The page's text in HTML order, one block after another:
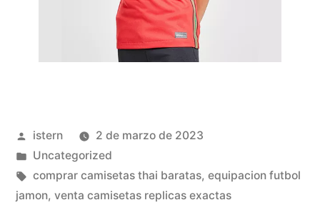
Publicado
por
istern
2 de marzo de 2023
Publicado
en
Uncategorized
Etiquetas:
comprar camisetas thai baratas, equipacion futbol
jamon, venta camisetas replicas exactas